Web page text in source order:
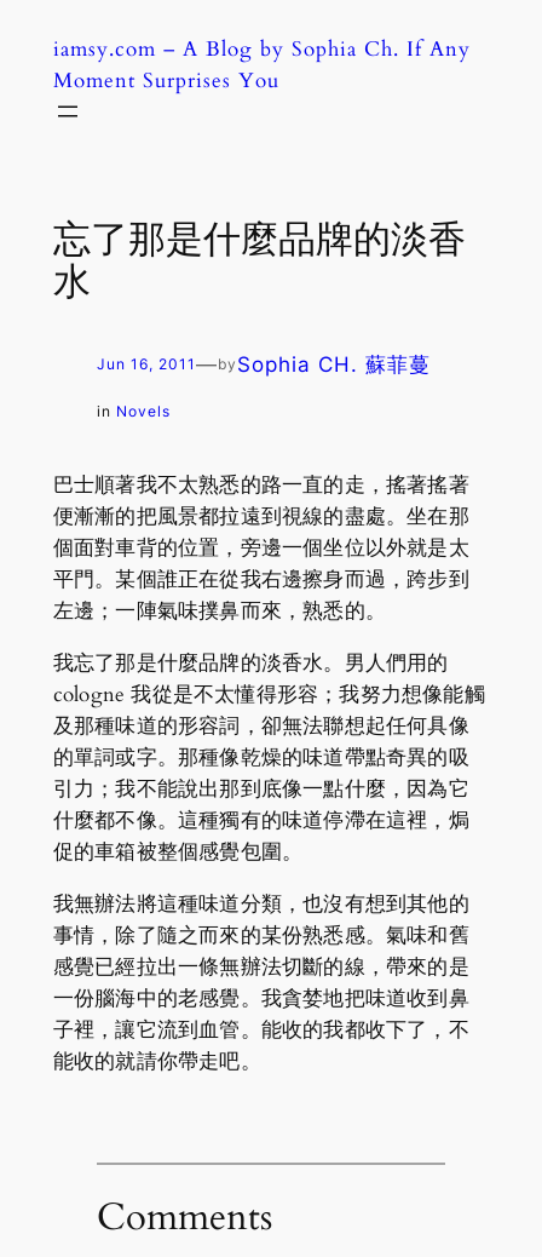
content
iamsy.com – A Blog by Sophia Ch. If Any
Moment Surprises You
忘了那是什麼品牌的淡香
水
Jun 16, 2011 —by Sophia CH. 蘇菲蔓
in Novels
巴士順著我不太熟悉的路一直的走，搖著搖著
便漸漸的把風景都拉遠到視線的盡處。坐在那
個面對車背的位置，旁邊一個坐位以外就是太
平門。某個誰正在從我右邊擦身而過，跨步到
左邊；一陣氣味撲鼻而來，熟悉的。
我忘了那是什麼品牌的淡香水。男人們用的
cologne 我從是不太懂得形容；我努力想像能觸
及那種味道的形容詞，卻無法聯想起任何具像
的單詞或字。那種像乾燥的味道帶點奇異的吸
引力；我不能說出那到底像一點什麼，因為它
什麼都不像。這種獨有的味道停滯在這裡，焗
促的車箱被整個感覺包圍。
我無辦法將這種味道分類，也沒有想到其他的
事情，除了隨之而來的某份熟悉感。氣味和舊
感覺已經拉出一條無辦法切斷的線，帶來的是
一份腦海中的老感覺。我貪婪地把味道收到鼻
子裡，讓它流到血管。能收的我都收下了，不
能收的就請你帶走吧。
Comments